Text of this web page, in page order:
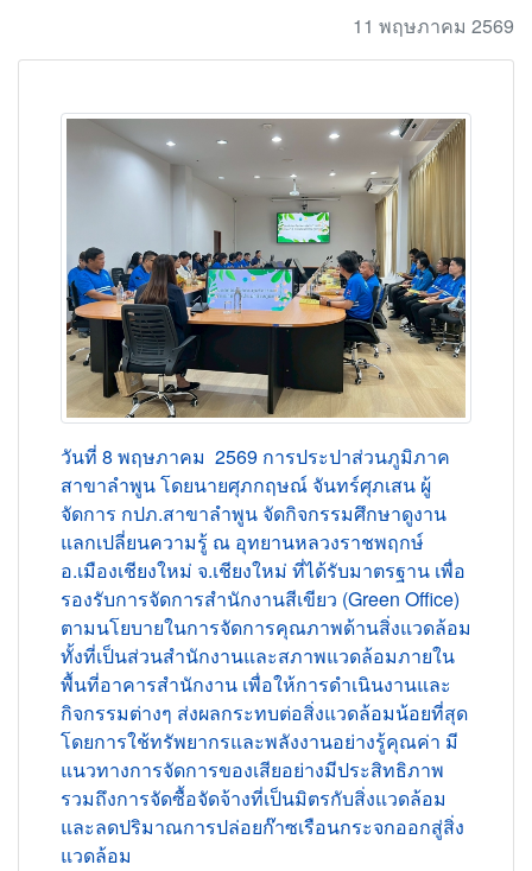
11 พฤษภาคม 2569
วันที่ 8 พฤษภาคม 2569 การประปาส่วนภูมิภาค
สาขาลำพูน โดยนายศุภกฤษณ์ จันทร์ศุภเสน ผู้
จัดการ กปภ.สาขาลำพูน จัดกิจกรรมศึกษาดูงาน
แลกเปลี่ยนความรู้ ณ อุทยานหลวงราชพฤกษ์
อ.เมืองเชียงใหม่ จ.เชียงใหม่ ที่ได้รับมาตรฐาน เพื่อ
รองรับการจัดการสำนักงานสีเขียว (Green Office)
ตามนโยบายในการจัดการคุณภาพด้านสิ่งแวดล้อม
ทั้งที่เป็นส่วนสำนักงานและสภาพแวดล้อมภายใน
พื้นที่อาคารสำนักงาน เพื่อให้การดำเนินงานและ
กิจกรรมต่างๆ ส่งผลกระทบต่อสิ่งแวดล้อมน้อยที่สุด
โดยการใช้ทรัพยากรและพลังงานอย่างรู้คุณค่า มี
แนวทางการจัดการของเสียอย่างมีประสิทธิภาพ
รวมถึงการจัดซื้อจัดจ้างที่เป็นมิตรกับสิ่งแวดล้อม
และลดปริมาณการปล่อยก๊าซเรือนกระจกออกสู่สิ่ง
แวดล้อม